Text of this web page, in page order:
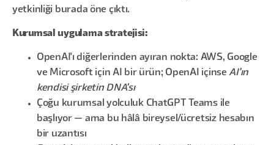
yetkinliği burada öne çıktı.
Kurumsal uygulama stratejisi:
OpenAI'ı diğerlerinden ayıran nokta: AWS, Google
ve Microsoft için AI bir ürün; OpenAI içinseAI'ın
kendisi şirketin DNA'sı
Çoğu kurumsal yolculuk ChatGPT Teams ile
başlıyor — ama bu hâlâ bireysel/ücretsiz hesabın
bir uzantısı